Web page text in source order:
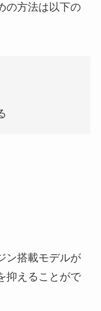
の方法は以下の
ン搭載モデルが
抑えることがで